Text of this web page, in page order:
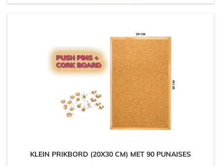
KLEIN PRIKBORD (20X30 CM) MET 90 PUNAISES